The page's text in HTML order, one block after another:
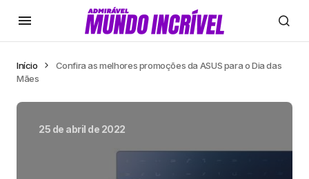
Início
Confira as melhores promoções da ASUS para o Dia das
Mães
25 de abril de 2022